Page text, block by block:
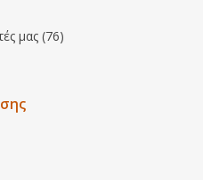
μας (76)